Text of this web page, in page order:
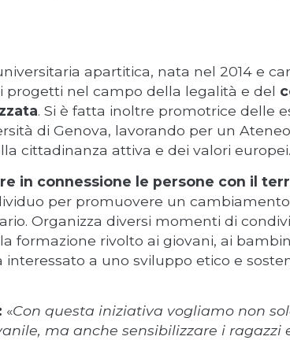
apartitica, nata nel 2014 e
progetti nel campo della legalità e del
. Si è fatta inoltre promotrice delle
di Genova, lavorando per un Ateneo
cittadinanza attiva e dei valori europei.
in connessione le persone con il
per promuovere un
Organizza diversi momenti di
formazione rivolto ai giovani, ai
a uno sviluppo etico e
«Con questa iniziativa vogliamo non
ma anche sensibilizzare i ragazzi